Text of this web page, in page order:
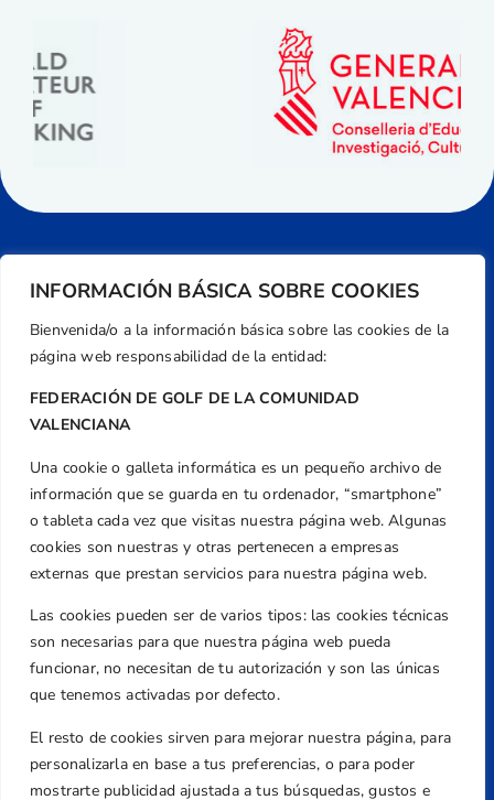
INFORMACIÓN BÁSICA SOBRE COOKIES
Bienvenida/o a la información básica sobre las cookies de la
página web responsabilidad de la entidad:
FEDERACIÓN DE GOLF DE LA COMUNIDAD
VALENCIANA
Una cookie o galleta informática es un pequeño archivo de
información que se guarda en tu ordenador, “smartphone”
o tableta cada vez que visitas nuestra página web. Algunas
cookies son nuestras y otras pertenecen a empresas
externas que prestan servicios para nuestra página web.
Las cookies pueden ser de varios tipos: las cookies técnicas
son necesarias para que nuestra página web pueda
funcionar, no necesitan de tu autorización y son las únicas
que tenemos activadas por defecto.
El resto de cookies sirven para mejorar nuestra página, para
personalizarla en base a tus preferencias, o para poder
mostrarte publicidad ajustada a tus búsquedas, gustos e
Dirección
Centre de L´Esport, Carrer d'Isaac Peral i
Caballero, Nº 5, Despachos 2 y 3, 46980,
Valencia
+34 961 367 799
Email
federacion@golfcv.com
Aviso Legal
Política de Privacidad